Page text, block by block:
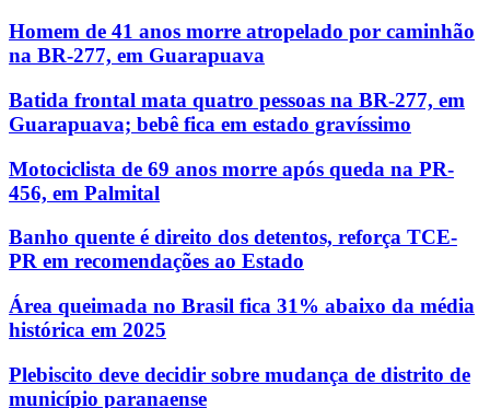
Homem de 41 anos morre atropelado por caminhão
na BR-277, em Guarapuava
Batida frontal mata quatro pessoas na BR-277, em
Guarapuava; bebê fica em estado gravíssimo
Motociclista de 69 anos morre após queda na PR-
456, em Palmital
Banho quente é direito dos detentos, reforça TCE-
PR em recomendações ao Estado
Área queimada no Brasil fica 31% abaixo da média
histórica em 2025
Plebiscito deve decidir sobre mudança de distrito de
município paranaense